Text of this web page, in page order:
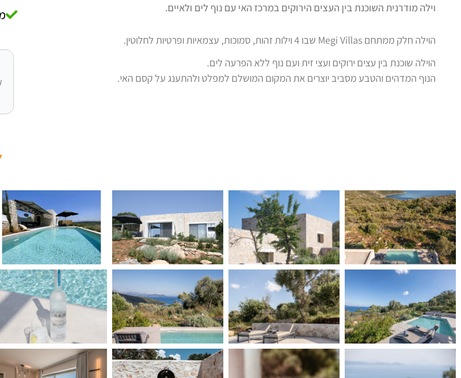
וילה מודרנית השוכנת בין העצים הירוקים במרכז האי עם נוף לים ולאיים.
הוילה חלק ממתחם Megi Villas שבו 4 וילות זהות, סמוכות, עצמאיות ופרטיות לחלוטין.
הוילה שוכנת בין עצים ירוקים ועצי זית ועם נוף ללא הפרעה לים.
הנוף המדהים והטבע מסביב יוצרים את המקום המושלם למפלט ולהתענג על קסם האי.